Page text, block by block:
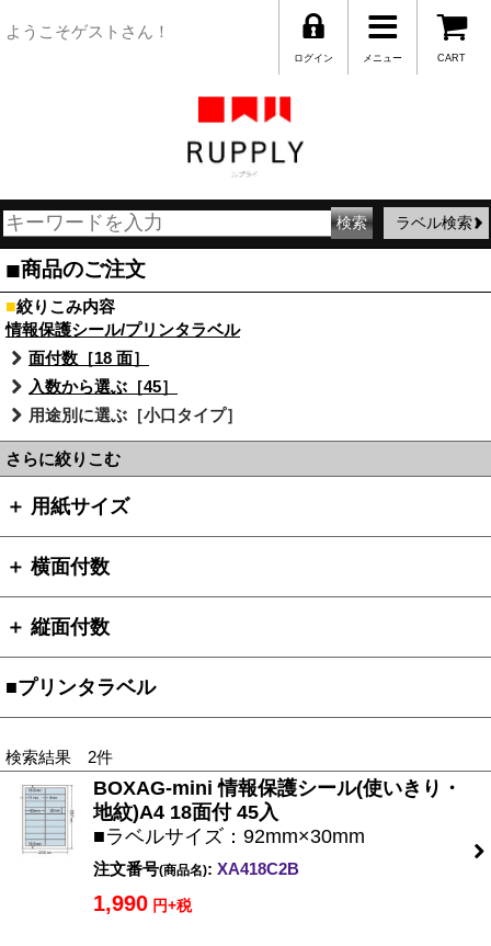
ようこそゲストさん！
CART
メニュー
ログイン
ラベル検索
■商品のご注文
■絞りこみ内容
情報保護シール/プリンタラベル
面付数［18 面］
入数から選ぶ［45］
用途別に選ぶ［小口タイプ］
さらに絞りこむ
＋ 用紙サイズ
＋ 横面付数
＋ 縦面付数
■プリンタラベル
検索結果 2件
BOXAG-mini 情報保護シール(使いきり・
地紋)A4 18面付 45入
■ラベルサイズ：92mm×30mm
注文番号(商品名): XA418C2B
1,990 円+税